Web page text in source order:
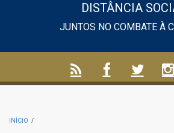
DISTÂNCIA
JUNTOS NO COMBATE À
INÍCIO /